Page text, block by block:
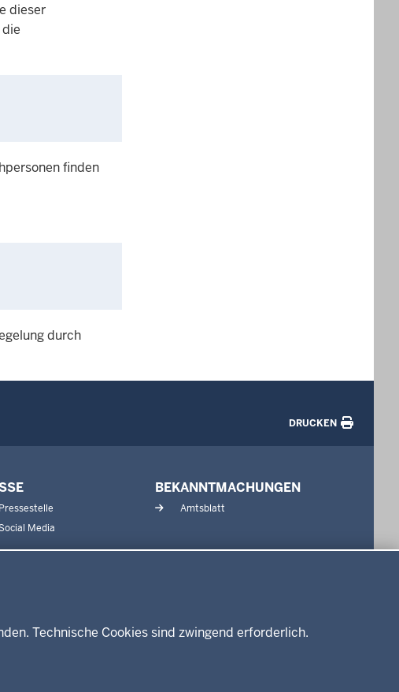
Technische Cookies sind zwingend erforderlich.
dieser
finden
durch
DRUCKEN
Pressestelle
Social Media
BEKANNTMACHUNGEN
Amtsblatt